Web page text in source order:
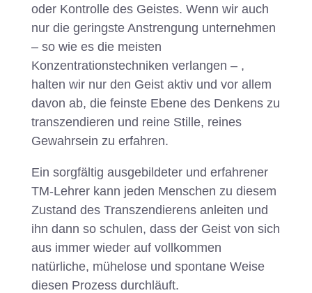
oder Kontrolle des Geistes. Wenn wir auch
nur die geringste Anstrengung unternehmen
– so wie es die meisten
Konzentrationstechniken verlangen – ,
halten wir nur den Geist aktiv und vor allem
davon ab, die feinste Ebene des Denkens zu
transzendieren und reine Stille, reines
Gewahrsein zu erfahren.
Ein sorgfältig ausgebildeter und erfahrener
TM-Lehrer kann jeden Menschen zu diesem
Zustand des Transzendierens anleiten und
ihn dann so schulen, dass der Geist von sich
aus immer wieder auf vollkommen
natürliche, mühelose und spontane Weise
diesen Prozess durchläuft.